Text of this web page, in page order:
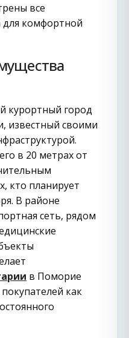
все
для комфортной
курортный город
известный своими
в 20 метрах от
кто планирует
В районе
сеть, рядом
в Поморие
как